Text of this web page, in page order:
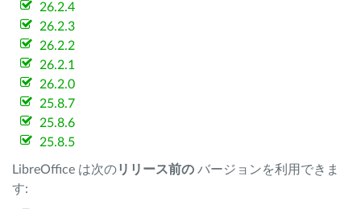
26.2.4
26.2.3
26.2.2
26.2.1
26.2.0
25.8.7
25.8.6
25.8.5
LibreOffice は次のリリース前の バージョンを利用できま
す: